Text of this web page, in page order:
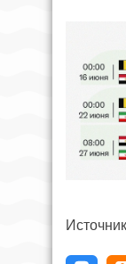
Источник